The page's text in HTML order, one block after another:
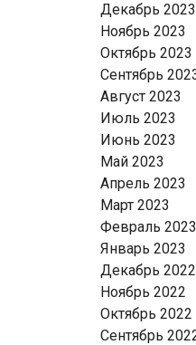
Декабрь 2023
Ноябрь 2023
Октябрь 2023
Сентябрь
Август 2023
Июль 2023
Июнь 2023
Май 2023
Апрель 2023
Март 2023
Февраль 2023
Январь 2023
Декабрь 2022
Ноябрь 2022
Октябрь 2022
Сентябрь